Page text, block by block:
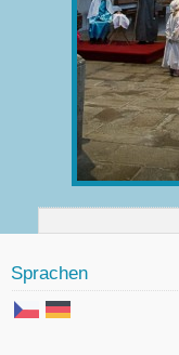
Sprachen